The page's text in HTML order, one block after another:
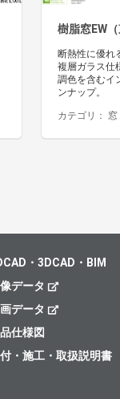
樹脂窓EW（
断熱性に優れ
複層ガラス仕
調色を含むイ
ンナップ。
カテゴリ： 窓
・3DCAD・BIM
データ
データ
仕様図
・施工・取扱説明書